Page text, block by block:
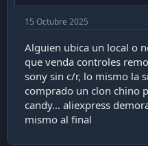
l
t
e
m
p
u
b
l
c
a
c
i
ó
15 Octubre 2025
Alguien ubica un local o
que venda controles
sony sin c/r, lo mismo la
comprado un clon chino
candy... aliexpress
mismo al final